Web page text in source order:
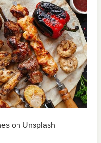
on Unsplash